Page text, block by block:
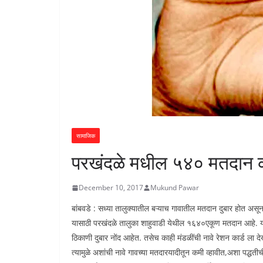
सामाजिक
परखंदळे मधील ५४० मतदान
December 10, 2017 Mukund Pawar
बांबवडे : सध्या तालुक्यातील बऱ्याच गावातील मतदान दुबार होत
यासाठी परखंदळे तालुका शाहुवाडी येथील १६४०एकूण मतदान आहे.
ठिकाणी दुबार नोंद आहेत. तसेच काही मंडळींची नावे रेशन कार्ड ला
त्यामुळे अशांची नावे गावच्या मतदारयादीतून कमी व्हावीत,अशा